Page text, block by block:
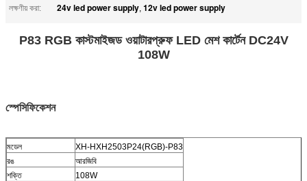
লক্ষণীয় করা:
24v led power supply, 12v led power supply
P83 RGB কাস্টমাইজড ওয়াটারপ্রুফ LED মেশ কার্টেন DC24V
108W
স্পেসিফিকেশন
মডেল
XH-HXH2503P24(RGB)-P83
রঙ
আরজিবি
শক্তি
108W